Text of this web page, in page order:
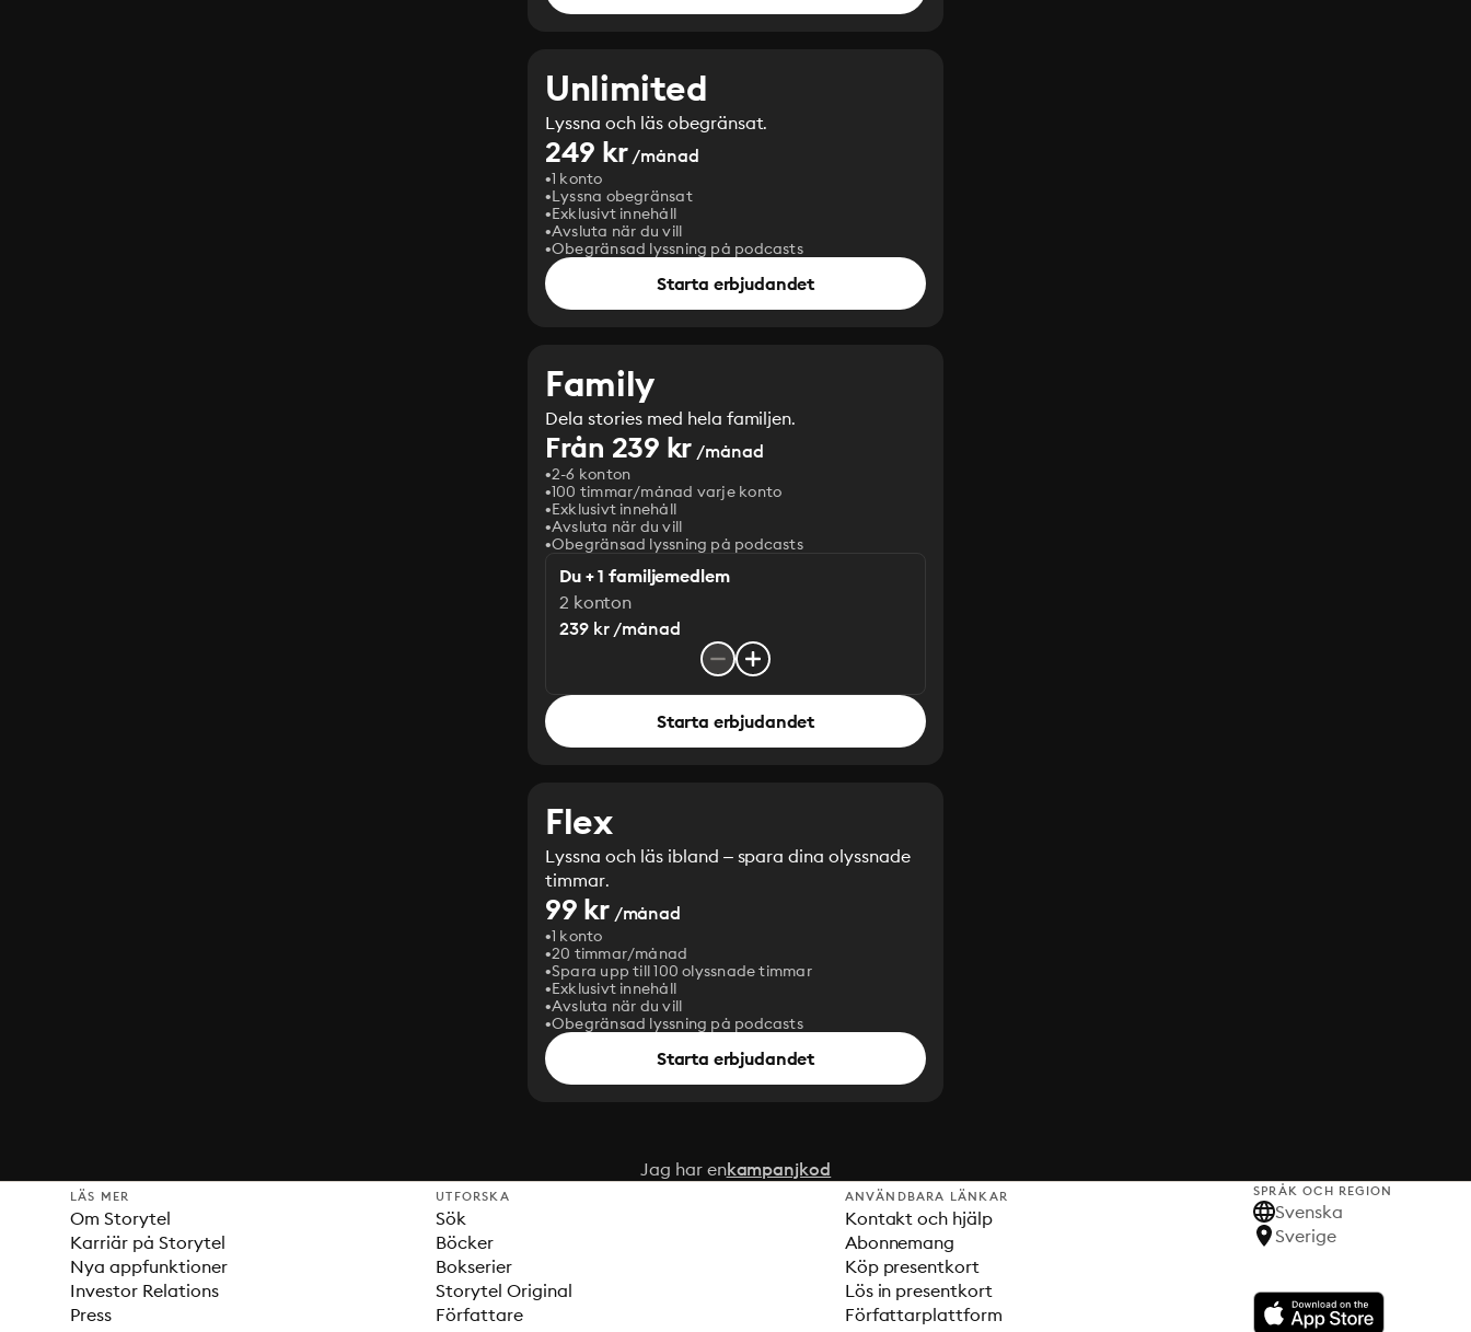
Unlimited
Lyssna och läs obegränsat.
249 kr/månad
1 konto
Lyssna obegränsat
Exklusivt innehåll
Avsluta när du vill
Obegränsad lyssning på podcasts
Starta erbjudandet
Family
Dela stories med hela familjen.
Från 239 kr /månad
2-6 konton
100 timmar/månad varje konto
Exklusivt innehåll
Avsluta när du vill
Obegränsad lyssning på podcasts
Du + 1 familjemedlem
2 konton
239 kr /månad
Starta erbjudandet
Flex
Lyssna och läs ibland – spara dina olyssnade
timmar.
99 kr/månad
1 konto
20 timmar/månad
Spara upp till 100 olyssnade timmar
Exklusivt innehåll
Avsluta när du vill
Obegränsad lyssning på podcasts
Starta erbjudandet
Jag har enkampanjkod
LÄS MER
Om Storytel
Karriär på Storytel
Nya appfunktioner
Investor Relations
Press
UTFORSKA
Sök
Böcker
Bokserier
Storytel Original
Författare
ANVÄNDBARA LÄNKAR
Kontakt och hjälp
Abonnemang
Köp presentkort
Lös in presentkort
Författarplattform
SPRÅK OCH REGION
Svenska
Sverige